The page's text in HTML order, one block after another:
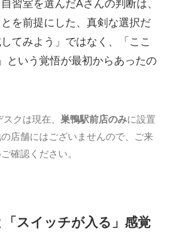
習室を選んだAさんの判断は、
を前提にした、真剣な選択だ
てみよう」ではなく、「ここ
という覚悟が最初からあったの
クは現在、 巣鴨駅前店のみに設置
店舗にはございませんので、ご来
確認ください。
「スイッチが入る」感覚